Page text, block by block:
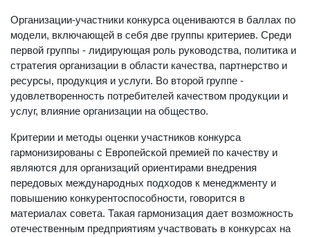
Организации-участники конкурса оцениваются в баллах по
модели, включающей в себя две группы критериев. Среди
первой группы - лидирующая роль руководства, политика и
стратегия организации в области качества, партнерство и
ресурсы, продукция и услуги. Во второй группе -
удовлетворенность потребителей качеством продукции и
услуг, влияние организации на общество.
Критерии и методы оценки участников конкурса
гармонизированы с Европейской премией по качеству и
являются для организаций ориентирами внедрения
передовых международных подходов к менеджменту и
повышению конкурентоспособности, говорится в
материалах совета. Такая гармонизация дает возможность
отечественным предприятиям участвовать в конкурсах на